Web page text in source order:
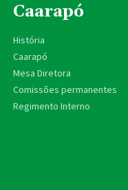
Caarapó
História
Caarapó
Mesa Diretora
Comissões permanentes
Regimento Interno